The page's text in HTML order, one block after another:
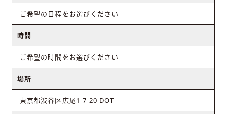
ご希望の日程をお選びください
時間
ご希望の時間をお選びください
場所
東京都渋谷区広尾1-7-20 DOT